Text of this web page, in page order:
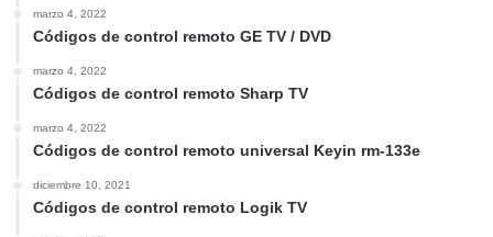
marzo 4, 2022
Códigos de control remoto GE TV / DVD
marzo 4, 2022
Códigos de control remoto Sharp TV
marzo 4, 2022
Códigos de control remoto universal Keyin rm-133e
diciembre 10, 2021
Códigos de control remoto Logik TV